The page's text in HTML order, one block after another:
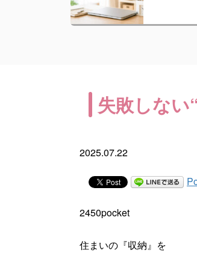
失敗しない
2025.07.22
2450pocket
住まいの『収納』を